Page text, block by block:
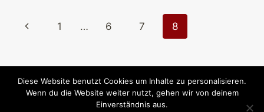
Seitennavigation
Vorherige
1 … 6 7 8
© 2026 Reiten-weltweit.info - Reiten und Pferde
Diese Website benutzt Cookies um Inhalte zu personalisieren.
Wenn du die Website weiter nutzt, gehen wir von deinem
Einverständnis aus.